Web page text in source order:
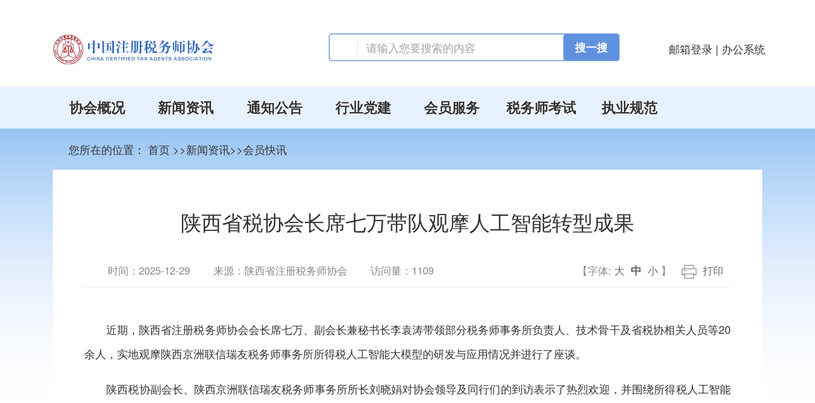
邮箱登录 | 办公系统
协会概况 新闻资讯 通知公告 行业党建 会员服务 税务师考试 执业规范
您所在的位置： 首页 >>新闻资讯>>会员快讯
陕西省税协会长席七万带队观摩人工智能转型成果
时间： 2025-12-29 来源：陕西省注册税务师协会 访问量： 1109 【字体: 大 中 小 】 打印
近期，陕西省注册税务师协会会长席七万、副会长兼秘书长李袁涛带领部分税务师事务所负责人、技术骨干及省税协相关人员等20
余人，实地观摩陕西京洲联信瑞友税务师事务所所得税人工智能大模型的研发与应用情况并进行了座谈。
陕西税协副会长、陕西京洲联信瑞友税务师事务所所长刘晓娟对协会领导及同行们的到访表示了热烈欢迎，并围绕所得税人工智能